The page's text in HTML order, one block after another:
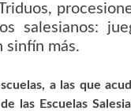
salesianos:
sinfín más.
a las que
las Escuelas